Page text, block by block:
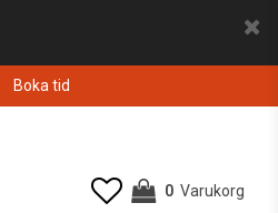
Boka tid
0 Varukorg